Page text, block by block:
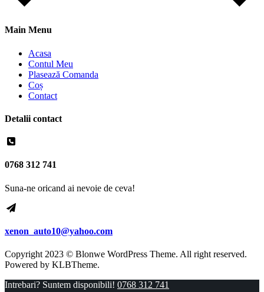
Main Menu
Acasa
Contul Meu
Plasează Comanda
Coș
Contact
Detalii contact
0768 312 741
Suna-ne oricand ai nevoie de ceva!
xenon_auto10@yahoo.com
Copyright 2023 © Blonwe WordPress Theme. All right reserved.
Powered by KLBTheme.
Intrebari? Suntem disponibili! 0768 312 741